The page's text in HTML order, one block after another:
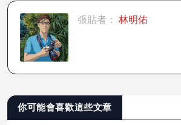
張貼者： 林明佑
你可能會喜歡這些文章